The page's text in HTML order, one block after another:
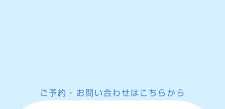
ご予約・お問い合わせはこちらから